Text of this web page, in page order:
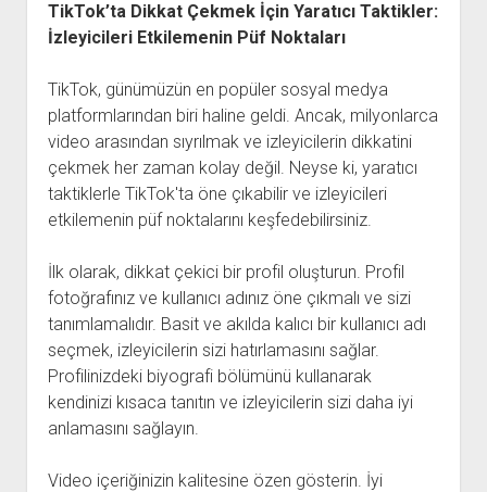
TikTok’ta Dikkat Çekmek İçin Yaratıcı Taktikler:
İzleyicileri Etkilemenin Püf Noktaları
TikTok, günümüzün en popüler sosyal medya
platformlarından biri haline geldi. Ancak, milyonlarca
video arasından sıyrılmak ve izleyicilerin dikkatini
çekmek her zaman kolay değil. Neyse ki, yaratıcı
taktiklerle TikTok'ta öne çıkabilir ve izleyicileri
etkilemenin püf noktalarını keşfedebilirsiniz.
İlk olarak, dikkat çekici bir profil oluşturun. Profil
fotoğrafınız ve kullanıcı adınız öne çıkmalı ve sizi
tanımlamalıdır. Basit ve akılda kalıcı bir kullanıcı adı
seçmek, izleyicilerin sizi hatırlamasını sağlar.
Profilinizdeki biyografi bölümünü kullanarak
kendinizi kısaca tanıtın ve izleyicilerin sizi daha iyi
anlamasını sağlayın.
Video içeriğinizin kalitesine özen gösterin. İyi